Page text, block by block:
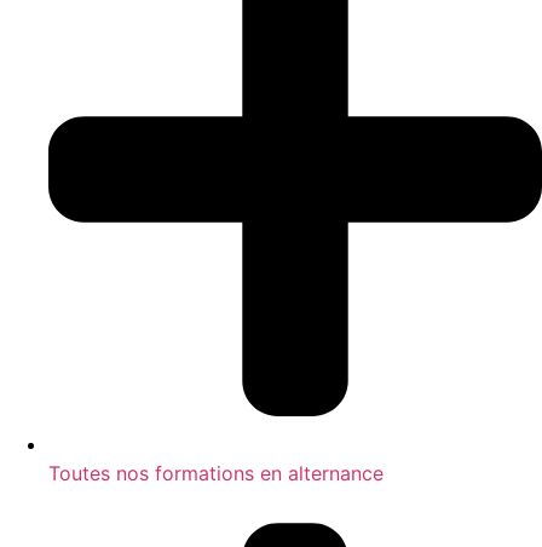
Toutes nos formations en alternance